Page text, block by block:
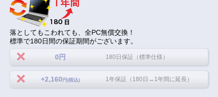
落としてもこわれても、全PC無償交換！
標準で180日間の保証期間がございます。
0円 180日保証（標準仕様）
+2,160 円(税込) 1年保証（180日→1年間に延長）